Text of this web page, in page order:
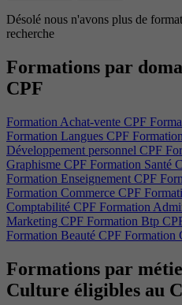
Désolé nous n'avons plus de
recherche
Formations par
CPF
Formation Achat-vente CPF
Formation Langues CPF
Développement personnel CPF
Graphisme CPF Formation Santé
Formation Enseignement CPF
Formation Commerce CPF
Comptabilité CPF Formation
Marketing CPF Formation Btp
Formation Beauté CPF Formation
Formations par
Culture éligibles au